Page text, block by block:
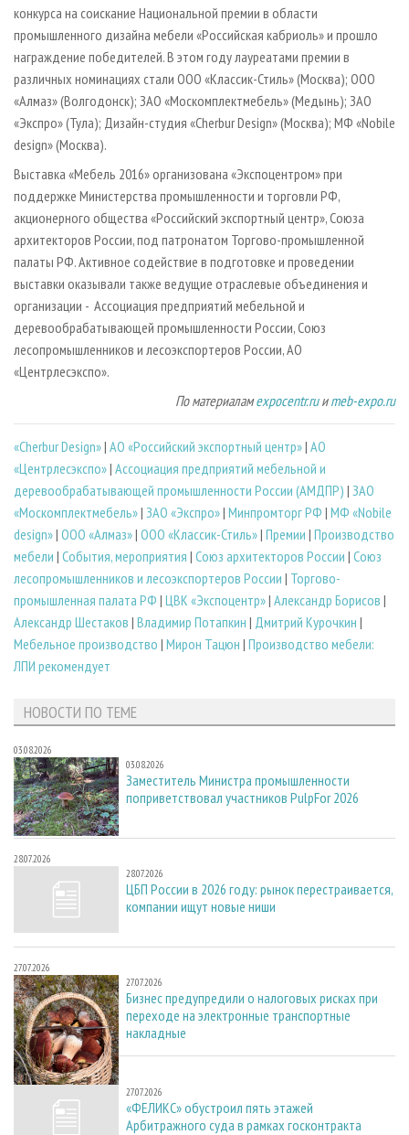
конкурса на соискание Национальной премии в области
промышленного дизайна мебели «Российская кабриоль» и прошло
награждение победителей. В этом году лауреатами премии в
различных номинациях стали ООО «Классик-Стиль» (Москва); ООО
«Алмаз» (Волгодонск); ЗАО «Москомплектмебель» (Медынь); ЗАО
«Экспро» (Тула); Дизайн-студия «Cherbur Design» (Москва); МФ «Nobile
design» (Москва).
Выставка «Мебель 2016» организована «Экспоцентром» при
поддержке Министерства промышленности и торговли РФ,
акционерного общества «Российский экспортный центр», Союза
архитекторов России, под патронатом Торгово-промышленной
палаты РФ. Активное содействие в подготовке и проведении
выставки оказывали также ведущие отраслевые объединения и
организации - Ассоциация предприятий мебельной и
деревообрабатывающей промышленности России, Союз
лесопромышленников и лесоэкспортеров России, АО
«Центрлесэкспо».
По материаламexpocentr.ruиmeb-expo.ru
«Cherbur Design»| АО «Российский экспортный центр»| АО
«Центрлесэкспо»| Ассоциация предприятий мебельной и
деревообрабатывающей промышленности России (АМДПР) | ЗАО
«Москомплектмебель»| ЗАО «Экспро»| Минпромторг РФ | МФ «Nobile
design»| ООО «Алмаз»| ООО «Классик-Стиль»| Премии | Производство
мебели | События, мероприятия | Союз архитекторов России | Союз
лесопромышленников и лесоэкспортеров России | Торгово-
промышленная палата РФ | ЦВК «Экспоцентр»| Александр Борисов |
Александр Шестаков | Владимир Потапкин | Дмитрий Курочкин |
Мебельное производство | Мирон Тацюн | Производство мебели:
ЛПИ рекомендует
НОВОСТИ ПО ТЕМЕ
03.08.2026
03.08.2026
Заместитель Министра промышленности
поприветствовал участников PulpFor 2026
28.07.2026
28.07.2026
ЦБП России в 2026 году: рынок перестраивается,
компании ищут новые ниши
27.07.2026
27.07.2026
Бизнес предупредили о налоговых рисках при
переходе на электронные транспортные
накладные
27.07.2026
27.07.2026
«ФЕЛИКС» обустроил пять этажей
Арбитражного суда в рамках госконтракта